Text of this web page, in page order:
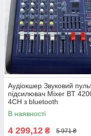
Аудіокшер Звуковий
підсилювач Mixer BT
4CH з bluetooth
В наявності
4 299,12 ₴ 5 971 ₴